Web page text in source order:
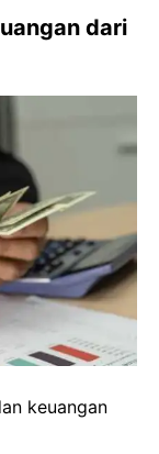
dari
keuangan